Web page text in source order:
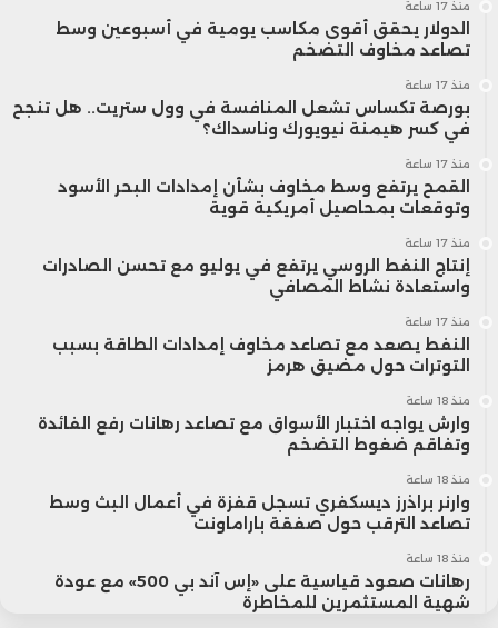
منذ 17 ساعة
الدولار يحقق أقوى مكاسب يومية في أسبوعين وسط
تصاعد مخاوف التضخم
منذ 17 ساعة
بورصة تكساس تشعل المنافسة في وول ستريت.. هل تنجح
في كسر هيمنة نيويورك وناسداك؟
منذ 17 ساعة
القمح يرتفع وسط مخاوف بشأن إمدادات البحر الأسود
وتوقعات بمحاصيل أمريكية قوية
منذ 17 ساعة
إنتاج النفط الروسي يرتفع في يوليو مع تحسن الصادرات
واستعادة نشاط المصافي
منذ 17 ساعة
النفط يصعد مع تصاعد مخاوف إمدادات الطاقة بسبب
التوترات حول مضيق هرمز
منذ 18 ساعة
وارش يواجه اختبار الأسواق مع تصاعد رهانات رفع الفائدة
وتفاقم ضغوط التضخم
منذ 18 ساعة
وارنر براذرز ديسكفري تسجل قفزة في أعمال البث وسط
تصاعد الترقب حول صفقة باراماونت
منذ 18 ساعة
رهانات صعود قياسية على «إس آند بي 500» مع عودة
شهية المستثمرين للمخاطرة